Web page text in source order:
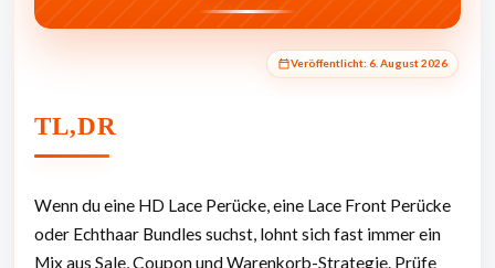
Veröffentlicht: 6. August 2026
TL,DR
Wenn du eine HD Lace Perücke, eine Lace Front Perücke
oder Echthaar Bundles suchst, lohnt sich fast immer ein
Mix aus Sale, Coupon und Warenkorb-Strategie. Prüfe